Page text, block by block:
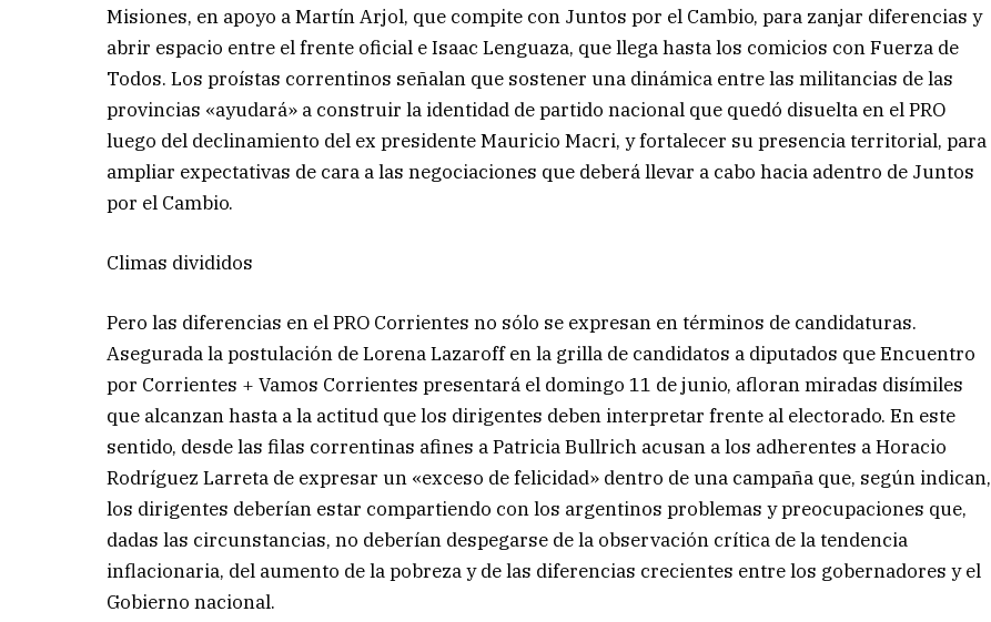
Misiones, en apoyo a Martín Arjol, que compite con Juntos por el Cambio, para zanjar diferencias y
abrir espacio entre el frente oficial e Isaac Lenguaza, que llega hasta los comicios con Fuerza de
Todos. Los proístas correntinos señalan que sostener una dinámica entre las militancias de las
provincias «ayudará» a construir la identidad de partido nacional que quedó disuelta en el PRO
luego del declinamiento del ex presidente Mauricio Macri, y fortalecer su presencia territorial, para
ampliar expectativas de cara a las negociaciones que deberá llevar a cabo hacia adentro de Juntos
por el Cambio.
Climas divididos
Pero las diferencias en el PRO Corrientes no sólo se expresan en términos de candidaturas.
Asegurada la postulación de Lorena Lazaroff en la grilla de candidatos a diputados que Encuentro
por Corrientes + Vamos Corrientes presentará el domingo 11 de junio, afloran miradas disímiles
que alcanzan hasta a la actitud que los dirigentes deben interpretar frente al electorado. En este
sentido, desde las filas correntinas afines a Patricia Bullrich acusan a los adherentes a Horacio
Rodríguez Larreta de expresar un «exceso de felicidad» dentro de una campaña que, según indican,
los dirigentes deberían estar compartiendo con los argentinos problemas y preocupaciones que,
dadas las circunstancias, no deberían despegarse de la observación crítica de la tendencia
inflacionaria, del aumento de la pobreza y de las diferencias crecientes entre los gobernadores y el
Gobierno nacional.